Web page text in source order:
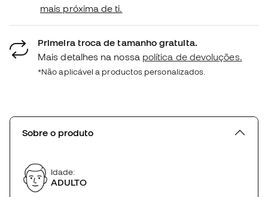
mais próxima de ti.
Primeira troca de tamanho gratuita.
Mais detalhes na nossa política de devoluções.
*Não aplicável a productos personalizados.
Sobre o produto
Idade:
ADULTO